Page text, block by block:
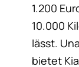
1.200
10.000
lässt.
bietet